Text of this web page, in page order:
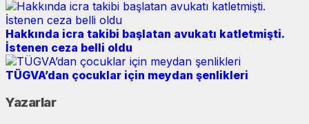
Hakkında icra takibi başlatan avukatı katletmişti.
İstenen ceza belli oldu
TÜGVA’dan çocuklar için meydan şenlikleri
Yazarlar